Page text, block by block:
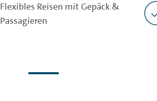
Flexibles Reisen mit Gepäck &
Passagieren